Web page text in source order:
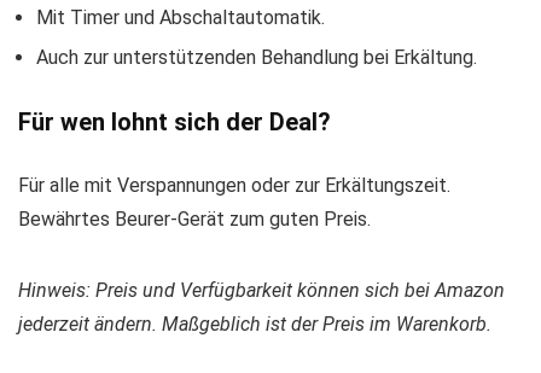
Mit Timer und Abschaltautomatik.
Auch zur unterstützenden Behandlung bei Erkältung.
Für wen lohnt sich der Deal?
Für alle mit Verspannungen oder zur Erkältungszeit.
Bewährtes Beurer-Gerät zum guten Preis.
Hinweis: Preis und Verfügbarkeit können sich bei Amazon
jederzeit ändern. Maßgeblich ist der Preis im Warenkorb.